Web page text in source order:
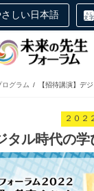
しい日本語
ログラム 【招待講演】デ
２０２
タル時代の